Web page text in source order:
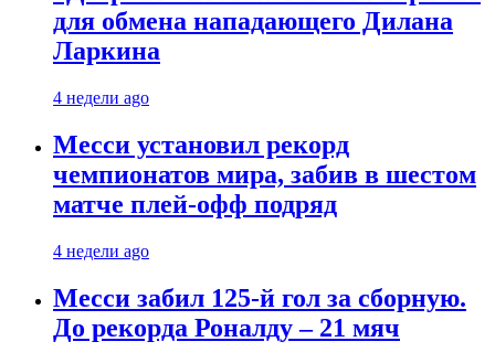
для обмена нападающего Дилана
Ларкина
4 недели ago
Месси установил рекорд
чемпионатов мира, забив в шестом
матче плей‑офф подряд
4 недели ago
Месси забил 125-й гол за сборную.
До рекорда Роналду – 21 мяч